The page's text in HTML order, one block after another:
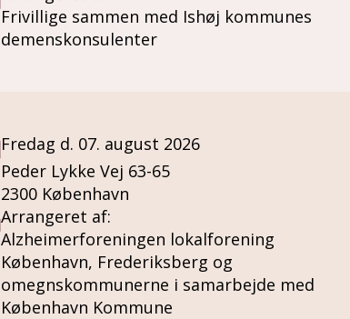
Frivillige sammen med Ishøj kommunes
demenskonsulenter
Fredag d. 07. august 2026
Peder Lykke Vej 63-65
2300 København
Arrangeret af:
Alzheimerforeningen lokalforening
København, Frederiksberg og
omegnskommunerne i samarbejde med
København Kommune